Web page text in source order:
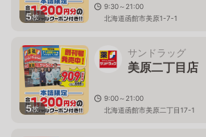
5枚
9:30～21:00
北海道函館市美原1-7-1
5枚
サンドラッグ
美原二丁目店
9:00～21:00
北海道函館市美原二丁目17-1